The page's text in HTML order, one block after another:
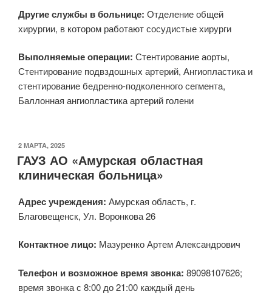
Другие службы в больнице: Отделение общей
хирургии, в котором работают сосудистые хирурги
Выполняемые операции: Стентирование аорты,
Стентирование подвздошных артерий, Ангиопластика и
стентирование бедренно-подколенного сегмента,
Баллонная ангиопластика артерий голени
ОПУБЛИКОВАНО
2 МАРТА, 2025
ГАУЗ АО «Амурская областная
клиническая больница»
Адрес учреждения: Амурская область, г.
Благовещенск, Ул. Воронкова 26
Контактное лицо: Мазуренко Артем Александрович
Телефон и возможное время звонка: 89098107626;
время звонка с 8:00 до 21:00 каждый день